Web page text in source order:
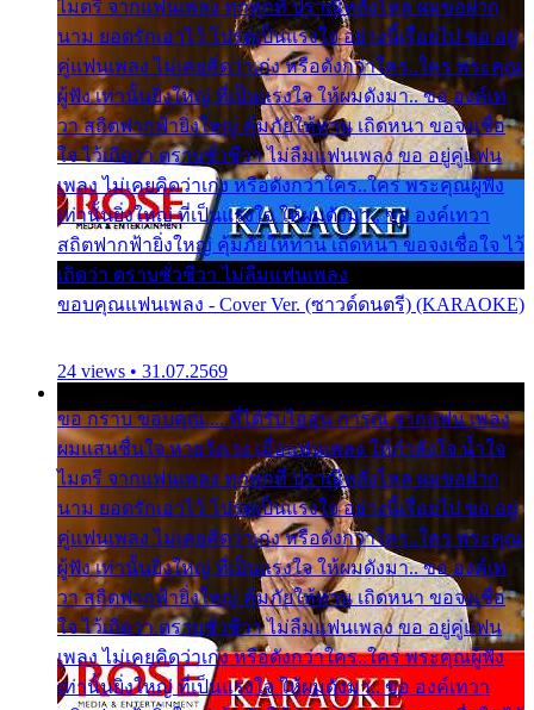
ไมตรี จากแฟนเพลง ทุกทุกที่ ปราณีหลั่งไหล ผมขอฝาก
นาม ยอดรักเอาไว้ โปรดเป็นแรงใจ อย่างนี้เรื่อยไป ขอ อยู่
คู่แฟนเพลง ไม่เคยคิดว่าเก่ง หรือดังกว่าใคร..ใคร พระคุณ
ผู้ฟัง เท่านั้นยิ่งใหญ่ ที่เป็นแรงใจ ให้ผมดังมา.. ขอ องค์เท
วา สถิตฟากฟ้ายิ่งใหญ่ คุ้มภัยให้ท่าน เถิดหนา ขอจงเชื่อ
ใจ ไว้เถิดว่า ตราบชั่วชีวา ไม่ลืมแฟนเพลง ขอ อยู่คู่แฟน
เพลง ไม่เคยคิดว่าเก่ง หรือดังกว่าใคร..ใคร พระคุณผู้ฟัง
เท่านั้นยิ่งใหญ่ ที่เป็นแรงใจ ให้ผมดังมา.. ขอ องค์เทวา
สถิตฟากฟ้ายิ่งใหญ่ คุ้มภัยให้ท่าน เถิดหนา ขอจงเชื่อใจ ไว้
เถิดว่า ตราบชั่วชีวา ไม่ลืมแฟนเพลง
ขอบคุณแฟนเพลง - Cover Ver. (ซาวด์ดนตรี) (KARAOKE)
24 views • 31.07.2569
ขอ กราบ ขอบคุณ.... ที่ได้รับไออุ่น การุณ จากแฟน เพลง
ผมแสนชื่นใจ หายวังเวง เมื่อแฟนเพลง ให้กำลังใจ น้ำใจ
ไมตรี จากแฟนเพลง ทุกทุกที่ ปราณีหลั่งไหล ผมขอฝาก
นาม ยอดรักเอาไว้ โปรดเป็นแรงใจ อย่างนี้เรื่อยไป ขอ อยู่
คู่แฟนเพลง ไม่เคยคิดว่าเก่ง หรือดังกว่าใคร..ใคร พระคุณ
ผู้ฟัง เท่านั้นยิ่งใหญ่ ที่เป็นแรงใจ ให้ผมดังมา.. ขอ องค์เท
วา สถิตฟากฟ้ายิ่งใหญ่ คุ้มภัยให้ท่าน เถิดหนา ขอจงเชื่อ
ใจ ไว้เถิดว่า ตราบชั่วชีวา ไม่ลืมแฟนเพลง ขอ อยู่คู่แฟน
เพลง ไม่เคยคิดว่าเก่ง หรือดังกว่าใคร..ใคร พระคุณผู้ฟัง
เท่านั้นยิ่งใหญ่ ที่เป็นแรงใจ ให้ผมดังมา.. ขอ องค์เทวา